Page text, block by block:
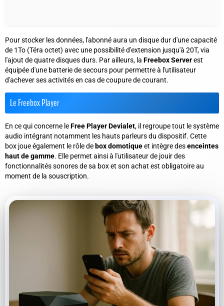
Pour stocker les données, l'abonné aura un disque dur d'une capacité
de 1To (Téra octet) avec une possibilité d'extension jusqu'à 20T, via
l'ajout de quatre disques durs. Par ailleurs, la Freebox Serverest
équipée d'une batterie de secours pour permettre à l'utilisateur
d'achever ses activités en cas de coupure de courant.
Le Freebox Player
En ce qui concerne leFree Player Devialet, il regroupe tout le système
audio intégrant notamment les hauts parleurs du dispositif. Cette
box joue également le rôle de box domotiqueet intègre desenceintes
haut de gamme. Elle permet ainsi à l'utilisateur de jouir des
fonctionnalités sonores de sa box et son achat est obligatoire au
moment de la souscription.